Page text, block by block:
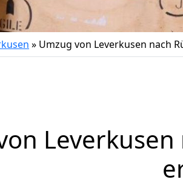
» Umzug von Leverkusen nach